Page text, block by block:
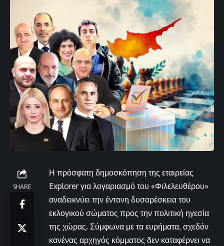
SHARE
Η πρόσφατη δημοσκόπηση της εταιρείας
Explorer για λογαριασμό του «Φιλελευθέρου»
αναδεικνύει την έντονη δυσαρέσκεια του
εκλογικού σώματος προς την πολιτική ηγεσία
της χώρας. Σύμφωνα με τα ευρήματα, σχεδόν
κανένας αρχηγός κόμματος δεν καταφέρνει να